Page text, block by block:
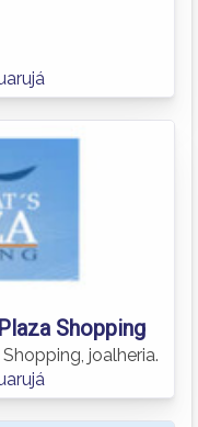
Shopping
joalheria.